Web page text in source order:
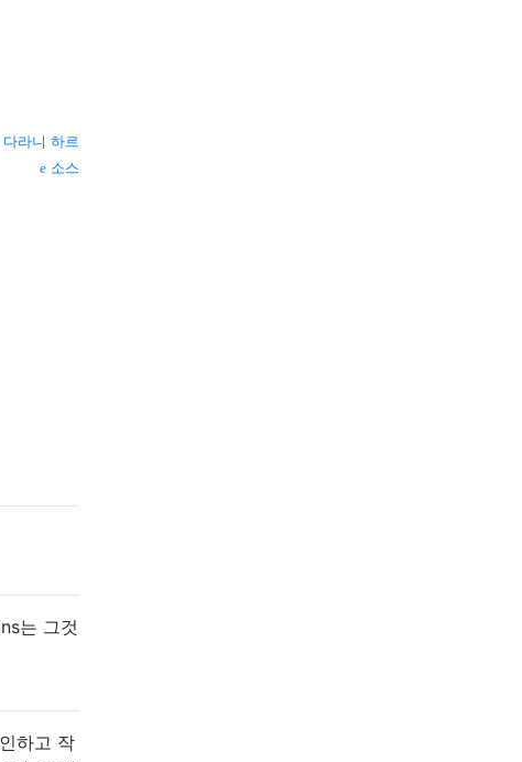
다라니 하르
소스
는 그것
하고 작